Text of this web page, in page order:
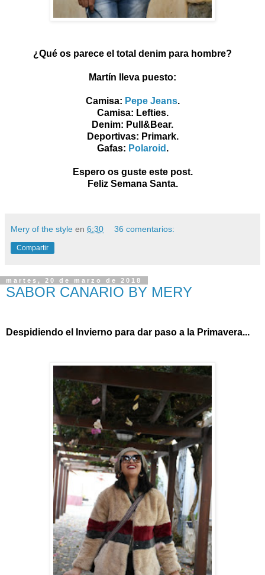
¿Qué os parece el total denim para hombre?
Martín lleva puesto:
Camisa: Pepe Jeans.
Camisa: Lefties.
Denim: Pull&Bear.
Deportivas: Primark.
Gafas: Polaroid .
Espero os guste este post.
Feliz Semana Santa.
Mery of the style en 6:30 36 comentarios:
Compartir
martes, 20 de marzo de 2018
SABOR CANARIO BY MERY
Despidiendo el Invierno para dar paso a la Primavera...